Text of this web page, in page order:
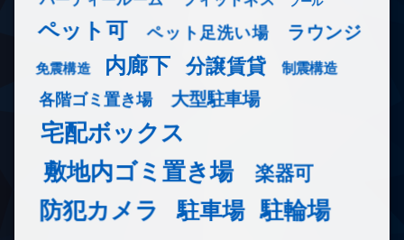
ペット可 ペット足洗い場 ラウンジ
免震構造 内廊下 分譲賃貸 制震構造
各階ゴミ置き場 大型駐車場
宅配ボックス
敷地内ゴミ置き場
楽器可
防犯カメラ 駐車場 駐輪場